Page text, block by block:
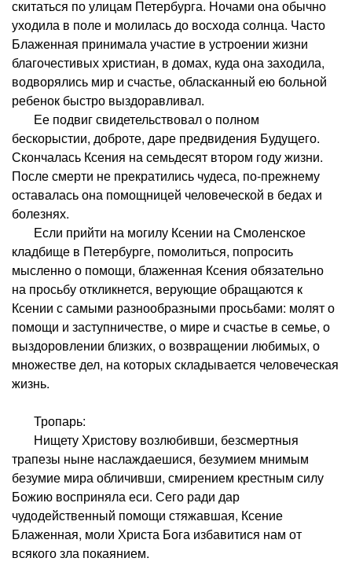
скитаться по улицам Петербурга. Ночами она обычно
уходила в поле и молилась до восхода солнца. Часто
Блаженная принимала участие в устроении жизни
благочестивых христиан, в домах, куда она заходила,
водворялись мир и счастье, обласканный ею больной
ребенок быстро выздоравливал.
Ее подвиг свидетельствовал о полном
бескорыстии, доброте, даре предвидения Будущего.
Скончалась Ксения на семьдесят втором году жизни.
После смерти не прекратились чудеса, по-прежнему
оставалась она помощницей человеческой в бедах и
болезнях.
Если прийти на могилу Ксении на Смоленское
кладбище в Петербурге, помолиться, попросить
мысленно о помощи, блаженная Ксения обязательно
на просьбу откликнется, верующие обращаются к
Ксении с самыми разнообразными просьбами: молят о
помощи и заступничестве, о мире и счастье в семье, о
выздоровлении близких, о возвращении любимых, о
множестве дел, на которых складывается человеческая
жизнь.
Тропарь:
Нищету Христову возлюбивши, безсмертныя
трапезы ныне наслаждаешися, безумием мнимым
безумие мира обличивши, смирением крестным силу
Божию восприняла еси. Сего ради дар
чудодейственный помощи стяжавшая, Ксение
Блаженная, моли Христа Бога избавитися нам от
всякого зла покаянием.